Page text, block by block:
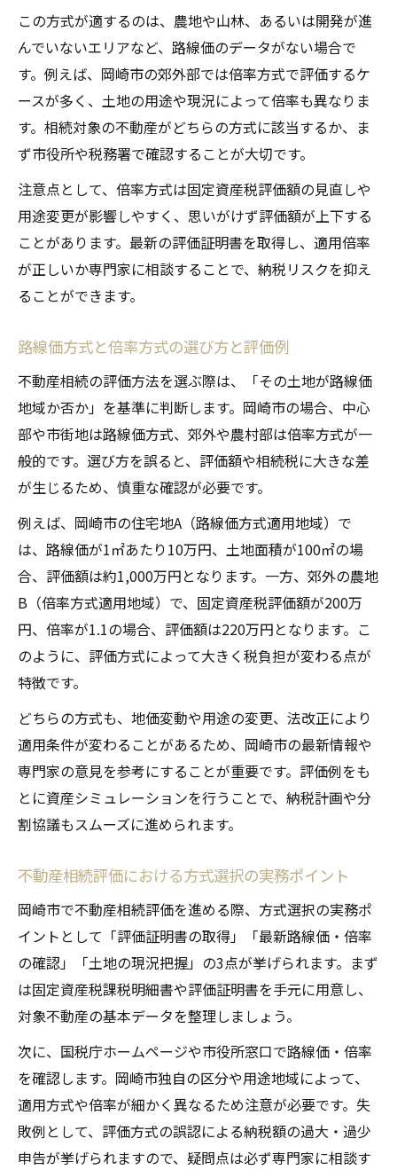
この方式が適するのは、農地や山林、あるいは開発が進
んでいないエリアなど、路線価のデータがない場合で
す。例えば、岡崎市の郊外部では倍率方式で評価するケ
ースが多く、土地の用途や現況によって倍率も異なりま
す。相続対象の不動産がどちらの方式に該当するか、ま
ず市役所や税務署で確認することが大切です。
注意点として、倍率方式は固定資産税評価額の見直しや
用途変更が影響しやすく、思いがけず評価額が上下する
ことがあります。最新の評価証明書を取得し、適用倍率
が正しいか専門家に相談することで、納税リスクを抑え
ることができます。
路線価方式と倍率方式の選び方と評価例
不動産相続の評価方法を選ぶ際は、「その土地が路線価
地域か否か」を基準に判断します。岡崎市の場合、中心
部や市街地は路線価方式、郊外や農村部は倍率方式が一
般的です。選び方を誤ると、評価額や相続税に大きな差
が生じるため、慎重な確認が必要です。
例えば、岡崎市の住宅地A（路線価方式適用地域）で
は、路線価が1㎡あたり10万円、土地面積が100㎡の場
合、評価額は約1,000万円となります。一方、郊外の農地
B（倍率方式適用地域）で、固定資産税評価額が200万
円、倍率が1.1の場合、評価額は220万円となります。こ
のように、評価方式によって大きく税負担が変わる点が
特徴です。
どちらの方式も、地価変動や用途の変更、法改正により
適用条件が変わることがあるため、岡崎市の最新情報や
専門家の意見を参考にすることが重要です。評価例をも
とに資産シミュレーションを行うことで、納税計画や分
割協議もスムーズに進められます。
不動産相続評価における方式選択の実務ポイント
岡崎市で不動産相続評価を進める際、方式選択の実務ポ
イントとして「評価証明書の取得」「最新路線価・倍率
の確認」「土地の現況把握」の3点が挙げられます。まず
は固定資産税課税明細書や評価証明書を手元に用意し、
対象不動産の基本データを整理しましょう。
次に、国税庁ホームページや市役所窓口で路線価・倍率
を確認します。岡崎市独自の区分や用途地域によって、
適用方式や倍率が細かく異なるため注意が必要です。失
敗例として、評価方式の誤認による納税額の過大・過少
申告が挙げられますので、疑問点は必ず専門家に相談す